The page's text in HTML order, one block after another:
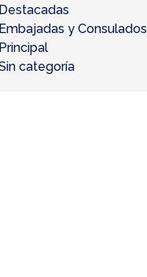
Destacadas
Embajadas y Consulados
Principal
categoría